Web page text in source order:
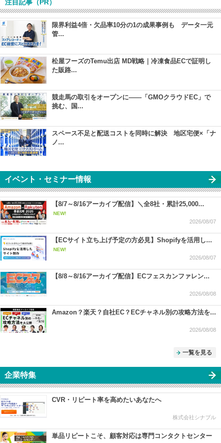
注目記事（PR）
限界利益4倍・欠品率10分の1の成果事例も データ一元
管...
松屋フーズのTemu出店 MD戦略｜冷凍食品ECで証明し
た販路...
競走馬の取引をオープンに――「GMOクラウドEC」で
挑む、国...
スペース不足と配送コストを同時に解決 地区宅便×「ナ
ノ...
イベント・セミナー情報
【8/7～8/16アーカイブ配信】＼全8社・累計25,000...
NEW!
2026/08/07
【ECサイト立ち上げ予定の方必見】Shopifyを活用し...
NEW!
2026/08/07
【8/8～8/16アーカイブ配信】ECフェスカンファレン...
2026/08/08
Amazon？楽天？自社EC？ECチャネル別の攻略方法を...
2026/08/08
一覧を見る
企業特集
CVR・リピート率を高めたいあなたへ
株式会社シナブル
単品リピートこそ、顧客対応は専門コンタクトセンター